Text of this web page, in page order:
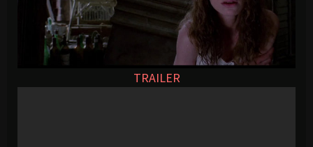
TRAILER